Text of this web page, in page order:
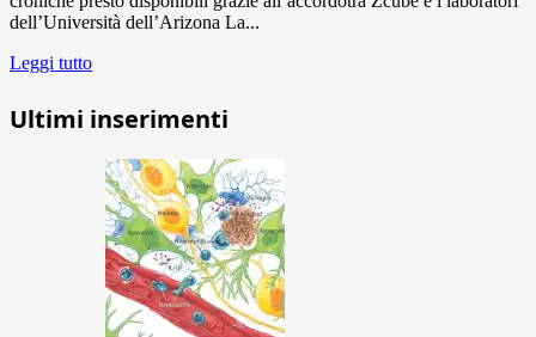
dell’Università dell’Arizona La...
Leggi tutto
Ultimi inserimenti